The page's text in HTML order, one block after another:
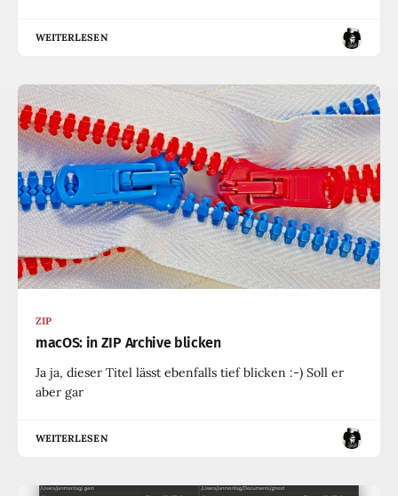
WEITERLESEN
ZIP
macOS: in ZIP Archive blicken
Ja ja, dieser Titel lässt ebenfalls tief blicken :-) Soll er
aber gar
WEITERLESEN